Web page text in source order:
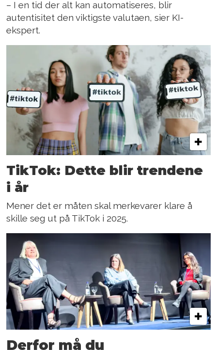
– I en tid der alt kan automatiseres, blir
autentisitet den viktigste valutaen, sier KI-
ekspert.
TikTok: Dette blir trendene
i år
Mener det er måten skal merkevarer klare å
skille seg ut på TikTok i 2025.
Derfor må du